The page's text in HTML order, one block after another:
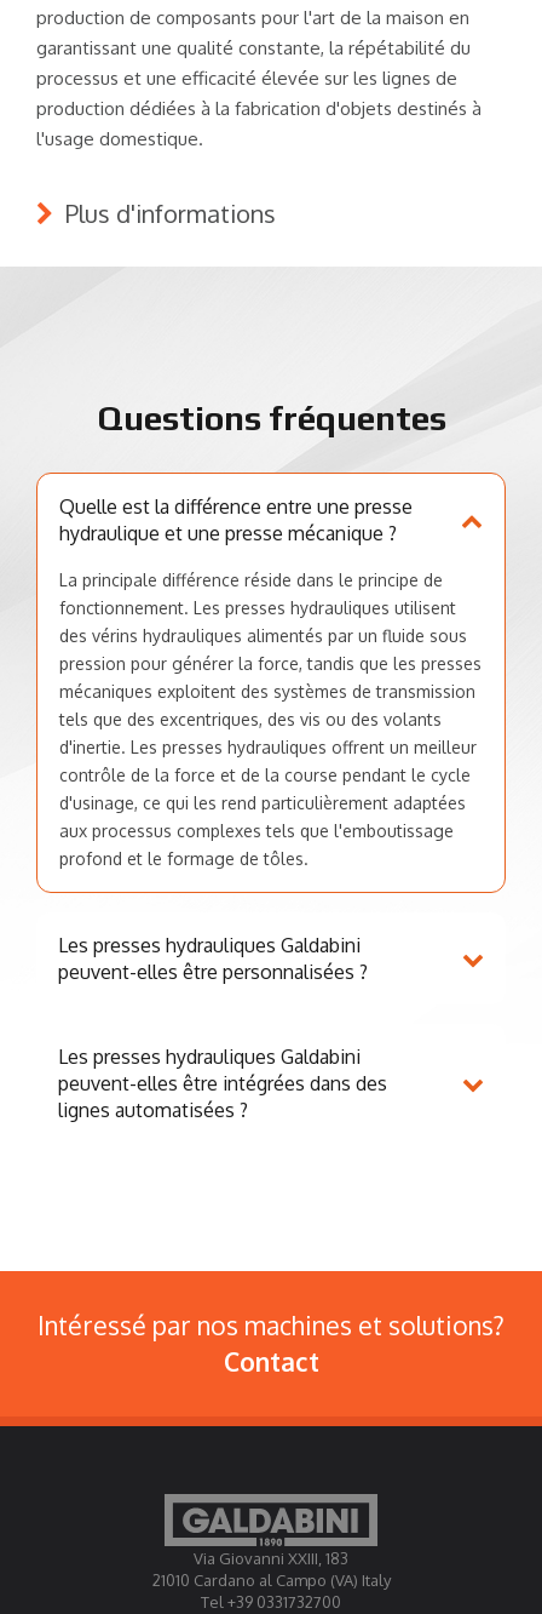
production de composants pour l'art de la maison en
garantissant une qualité constante, la répétabilité du
processus et une efficacité élevée sur les lignes de
production dédiées à la fabrication d'objets destinés à
l'usage domestique.
Plus d'informations
Questions fréquentes
Quelle est la différence entre une presse
hydraulique et une presse mécanique ?
La principale différence réside dans le principe de
fonctionnement. Les presses hydrauliques utilisent
des vérins hydrauliques alimentés par un fluide sous
pression pour générer la force, tandis que les presses
mécaniques exploitent des systèmes de transmission
tels que des excentriques, des vis ou des volants
d'inertie. Les presses hydrauliques offrent un meilleur
contrôle de la force et de la course pendant le cycle
d'usinage, ce qui les rend particulièrement adaptées
aux processus complexes tels que l'emboutissage
profond et le formage de tôles.
Les presses hydrauliques Galdabini
peuvent-elles être personnalisées ?
Les presses hydrauliques Galdabini
peuvent-elles être intégrées dans des
lignes automatisées ?
Intéressé par nos machines et solutions?
Contact
Via Giovanni XXIII, 183
21010 Cardano al Campo (VA) Italy
Tel +39 0331732700